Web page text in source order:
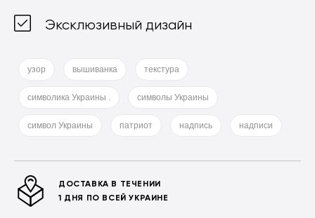
Эксклюзивный дизайн
узор вышиванка текстура
символика Украины . символы Украины
символ Украины патриот надпись надписи
ДОСТАВКА В ТЕЧЕНИИ
1 ДНЯ ПО ВСЕЙ УКРАИНЕ